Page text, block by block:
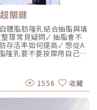
的加熱與降溫製程，讓
含 BDDE。這意味著它
完美融合。2. 高低分子玻
濃度的玻尿酸
HA）：提供穩定的物理
HA）：作為傳遞信號的
蛋白與彈力蛋白新生。這
後，能像液態電波一
5 種蛋白：解開「液態
釋，Profhilo 就像是為
而是啟動了「3+5 逆齡機
關鍵
體脂肪隆乳結合抽脂與填
理常見疑問✓ 抽脂會不
存活率如何提高✓ 想從A
隆乳要不要按摩用自己的
給妳完整觀念與安心評估
v.s.#假體隆乳 想要哪
抽脂方式 #脂肪存活率
關於手術安全性 #矽
豐胸解析！ EP20• 男生
抽就對了？抽脂局部雕
1556 收藏